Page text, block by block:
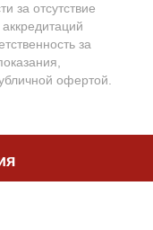
за отсутствие
за
офертой.